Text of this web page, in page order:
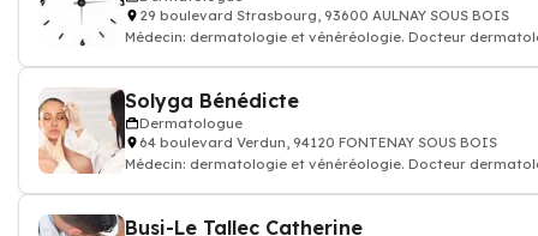
29 boulevard Strasbourg, 93600 AULNAY SOUS BOIS
Médecin: dermatologie et vénéréologie. Docteur
Solyga Bénédicte
Dermatologue
64 boulevard Verdun, 94120 FONTENAY SOUS BOIS
Médecin: dermatologie et vénéréologie. Docteur
Busi-Le Tallec Catherine